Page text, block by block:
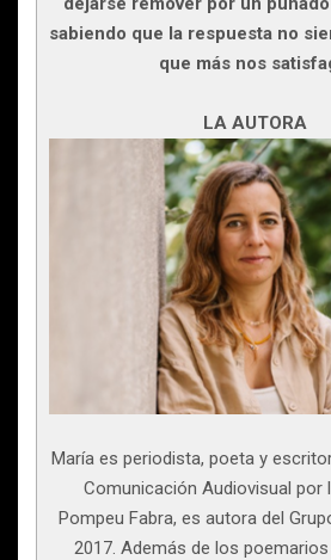
sabiendo que la respuesta no
que más nos
LA AUTORA
María es periodista, poeta y
Comunicación Audiovisual por
Pompeu Fabra, es autora del
2017. Además de los poemarios